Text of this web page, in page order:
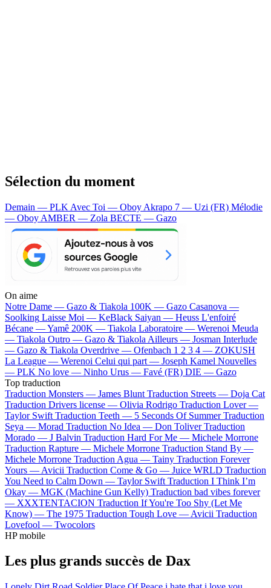
Sélection du moment
Demain — PLK Avec Toi — Oboy Akrapo 7 — Uzi (FR) Mélodie
— Oboy AMBER — Zola BECTE — Gazo
On aime
Notre Dame — Gazo & Tiakola 100K — Gazo Casanova —
Soolking Laisse Moi — KeBlack Saiyan — Heuss L'enfoiré
Bécane —Yamê 200K — Tiakola Laboratoire — Werenoi Meuda
— Tiakola Outro — Gazo & Tiakola Ailleurs — Josman Interlude
— Gazo & Tiakola Overdrive — Ofenbach 1 2 3 4 — ZOKUSH
La League — Werenoi Celui qui part — Joseph Kamel Nouvelles
— PLK No love — Ninho Urus — Favé (FR) DIE — Gazo
Top traduction
Traduction Monsters — James Blunt Traduction Streets — Doja Cat
Traduction Drivers license — Olivia Rodrigo Traduction Lover —
Taylor Swift Traduction Teeth — 5 Seconds Of Summer Traduction
Seya — Morad Traduction No Idea — Don Toliver Traduction
Morado — J Balvin Traduction Hard For Me — Michele Morrone
Traduction Rapture — Michele Morrone Traduction Stand By —
Michele Morrone Traduction Agua — Tainy Traduction Forever
Yours — Avicii Traduction Come & Go — Juice WRLD Traduction
You Need to Calm Down — Taylor Swift Traduction I Think I’m
Okay — MGK (Machine Gun Kelly) Traduction bad vibes forever
— XXXTENTACION Traduction If You're Too Shy (Let Me
Know) — The 1975 Traduction Tough Love — Avicii Traduction
Lovefool — Twocolors
HP mobile
Les plus grands succès de Dax